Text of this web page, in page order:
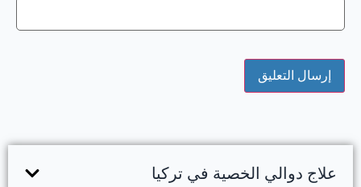
علاج دوالي الخصية في تركيا